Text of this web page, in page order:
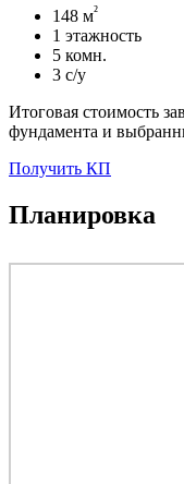
148 м²
1 этажность
5 комн.
3 с/у
Итоговая стоимость
фундамента и
Получить КП
Планировка